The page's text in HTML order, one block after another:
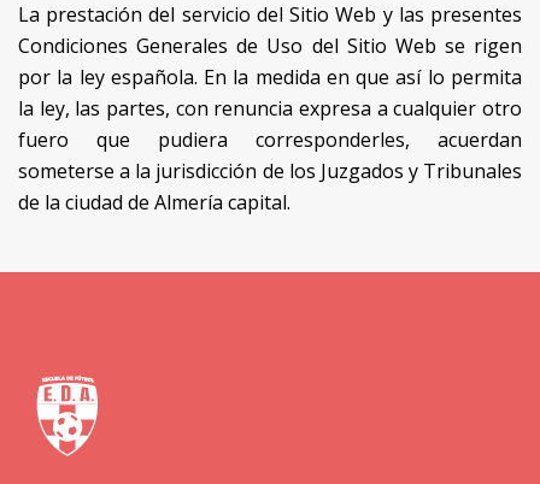
La prestación del servicio del Sitio Web y las presentes
Condiciones Generales de Uso del Sitio Web se rigen
por la ley española. En la medida en que así lo permita
la ley, las partes, con renuncia expresa a cualquier otro
fuero que pudiera corresponderles, acuerdan
someterse a la jurisdicción de los Juzgados y Tribunales
de la ciudad de Almería capital.